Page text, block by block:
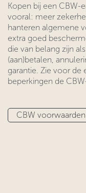
​Kopen bij een CBW-
vooral: meer
hanteren algemene
extra goed
die van belang zijn
(aan)betalen,
garantie. Zie voor ​de
beperkingen de
CBW voo​​​​rwaarden​​​​